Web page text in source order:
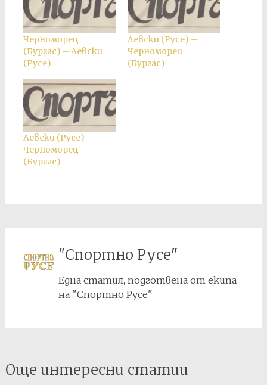
Черноморец
(Бургас) – Левски
(Русе)
Левски (Русе) –
Черноморец
(Бургас)
Левски (Русе) –
Черноморец
(Бургас)
"Спортно Русе"
Една статия, подготвена от екипа
на "Спортно Русе"
Post
navigation
Още интересни статии